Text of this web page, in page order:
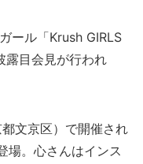
ール「Krush GIRLS
露目会見が行われ
文京区）で開催され
場。心さんはインス